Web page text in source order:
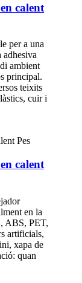
calent
per a una
adhesiva
ambient
principal.
teixits
cuir i
calent
en la
ABS, PET,
artificials,
xapa de
quan